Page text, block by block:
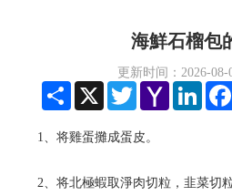
海鮮石榴包
更新时间：2026-08-
Share X TwitterYahoo
Mail
1、将雞蛋攤成蛋皮。
2、将北極蝦取淨肉切粒，韭菜切